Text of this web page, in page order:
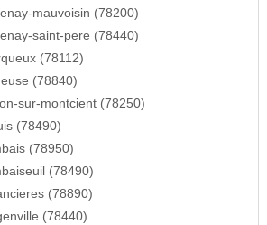
mauvoisin (78200)
saint-pere (78440)
(78112)
(78840)
sur-montcient (78250)
(78490)
(78950)
(78490)
(78890)
(78440)